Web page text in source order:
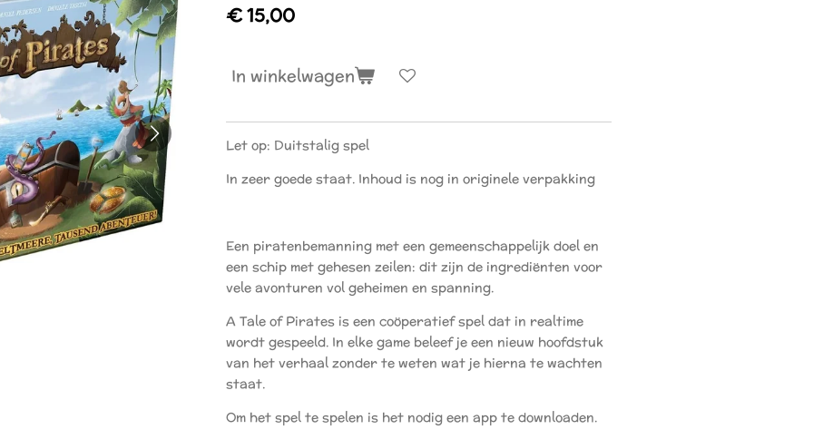
€ 15,00
In winkelwagen
Let op: Duitstalig spel
In zeer goede staat. Inhoud is nog in originele verpakking
Een piratenbemanning met een gemeenschappelijk doel en
een schip met gehesen zeilen: dit zijn de ingrediënten voor
vele avonturen vol geheimen en spanning.
A Tale of Pirates is een coöperatief spel dat in realtime
wordt gespeeld. In elke game beleef je een nieuw hoofdstuk
van het verhaal zonder te weten wat je hierna te wachten
staat.
Om het spel te spelen is het nodig een app te downloaden.